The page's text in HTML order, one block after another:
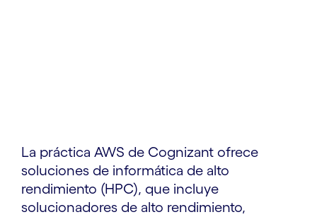
La práctica AWS de Cognizant ofrece
soluciones de informática de alto
rendimiento (HPC), que incluye
solucionadores de alto rendimiento,